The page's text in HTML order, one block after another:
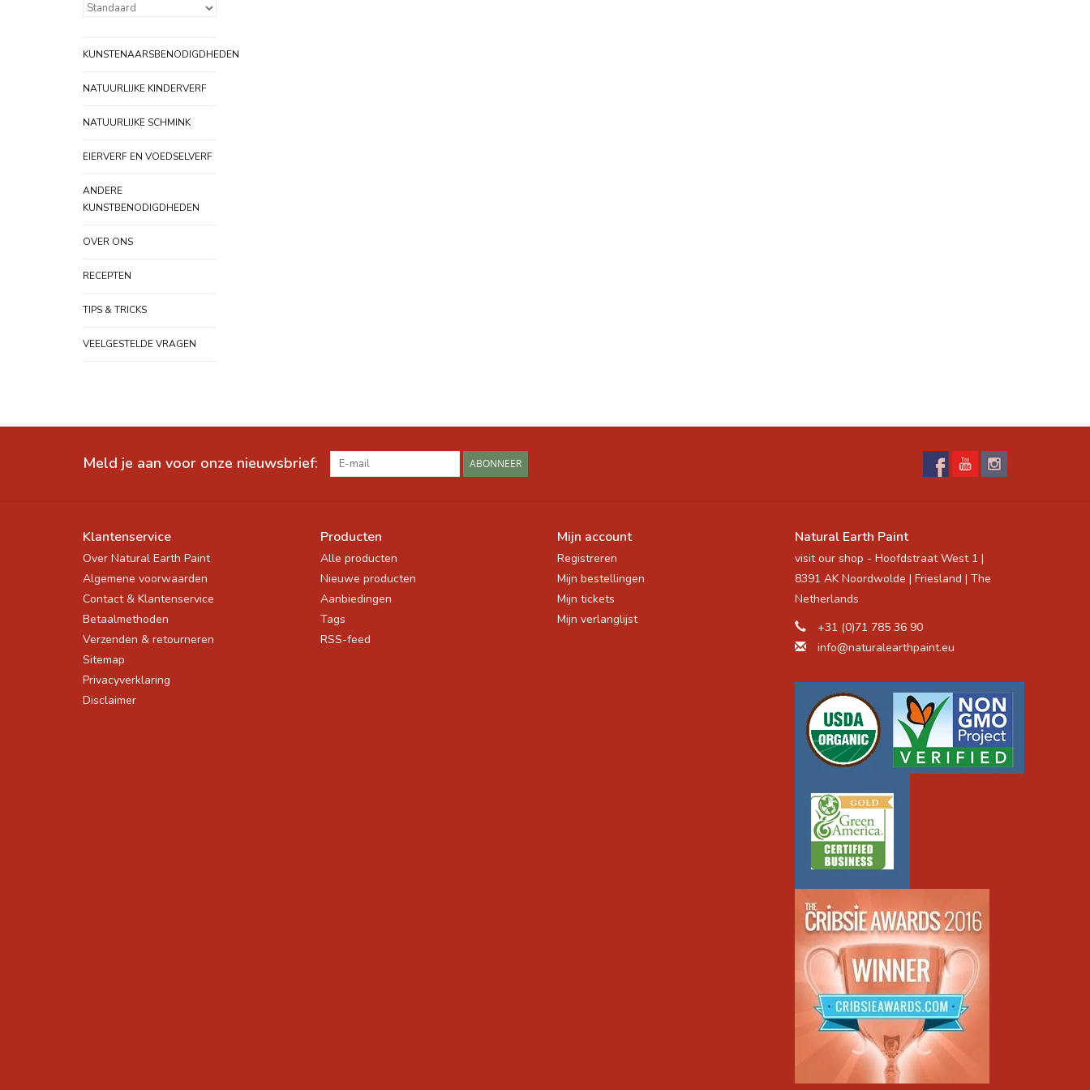
KUNSTENAARSBENODIGDHEDEN
NATUURLIJKE KINDERVERF
NATUURLIJKE SCHMINK
EIERVERF EN VOEDSELVERF
ANDERE
KUNSTBENODIGDHEDEN
OVER ONS
RECEPTEN
TIPS & TRICKS
VEELGESTELDE VRAGEN
Meld je aan voor onze nieuwsbrief: ABONNEER
Klantenservice
Over Natural Earth Paint
Algemene voorwaarden
Contact & Klantenservice
Betaalmethoden
Verzenden & retourneren
Sitemap
Privacyverklaring
Disclaimer
Producten
Alle producten
Nieuwe producten
Aanbiedingen
Tags
RSS-feed
Mijn account
Registreren
Mijn bestellingen
Mijn tickets
Mijn verlanglijst
Natural Earth Paint
visit our shop - Hoofdstraat West 1 |
8391 AK Noordwolde | Friesland | The
Netherlands
+31 (0)71 785 36 90
info@naturalearthpaint.eu